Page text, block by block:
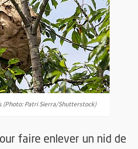
(Photo: Patri Sierra/Shutterstock)
faire enlever un nid de